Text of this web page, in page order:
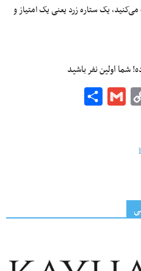
یک ستاره زرد یعنی یک امتیاز و
شما اولین نفر باشید
Copy
Gmail